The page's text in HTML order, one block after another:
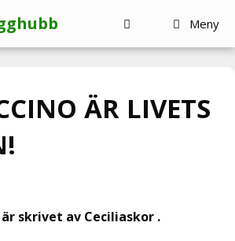
Meny
ÄR LIVETS
skrivet av Ceciliaskor .